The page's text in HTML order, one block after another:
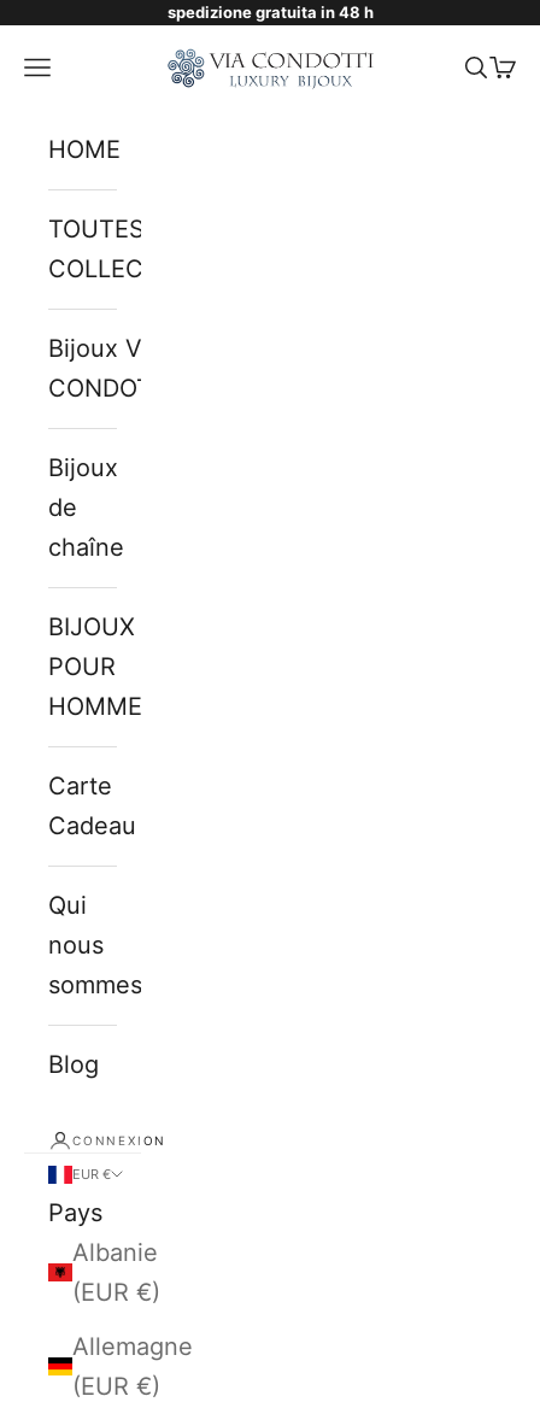
Passer au contenuspedizione gratuita in 48 h
Via Condotti Store
Menu
HOME
TOUTES LES
COLLECTIONS
Bijoux VIA
CONDOTTI
Bijoux
de
chaîne
BIJOUX
POUR
HOMMES
Carte
Cadeau
Qui
nous
sommes
Blog
CONNEXION
EUR €
Pays
Albanie
(EUR €)
Allemagne
(EUR €)